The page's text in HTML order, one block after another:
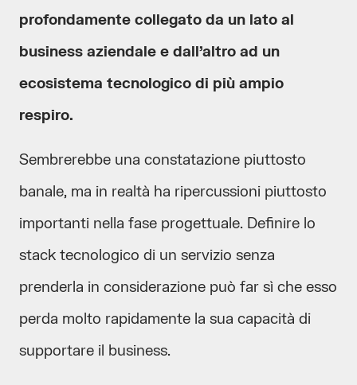
profondamente collegato da un lato al
business aziendale e dall’altro ad un
ecosistema tecnologico di più ampio
respiro.
Sembrerebbe una constatazione piuttosto
banale, ma in realtà ha ripercussioni piuttosto
importanti nella fase progettuale. Definire lo
stack tecnologico di un servizio senza
prenderla in considerazione può far sì che esso
perda molto rapidamente la sua capacità di
supportare il business.